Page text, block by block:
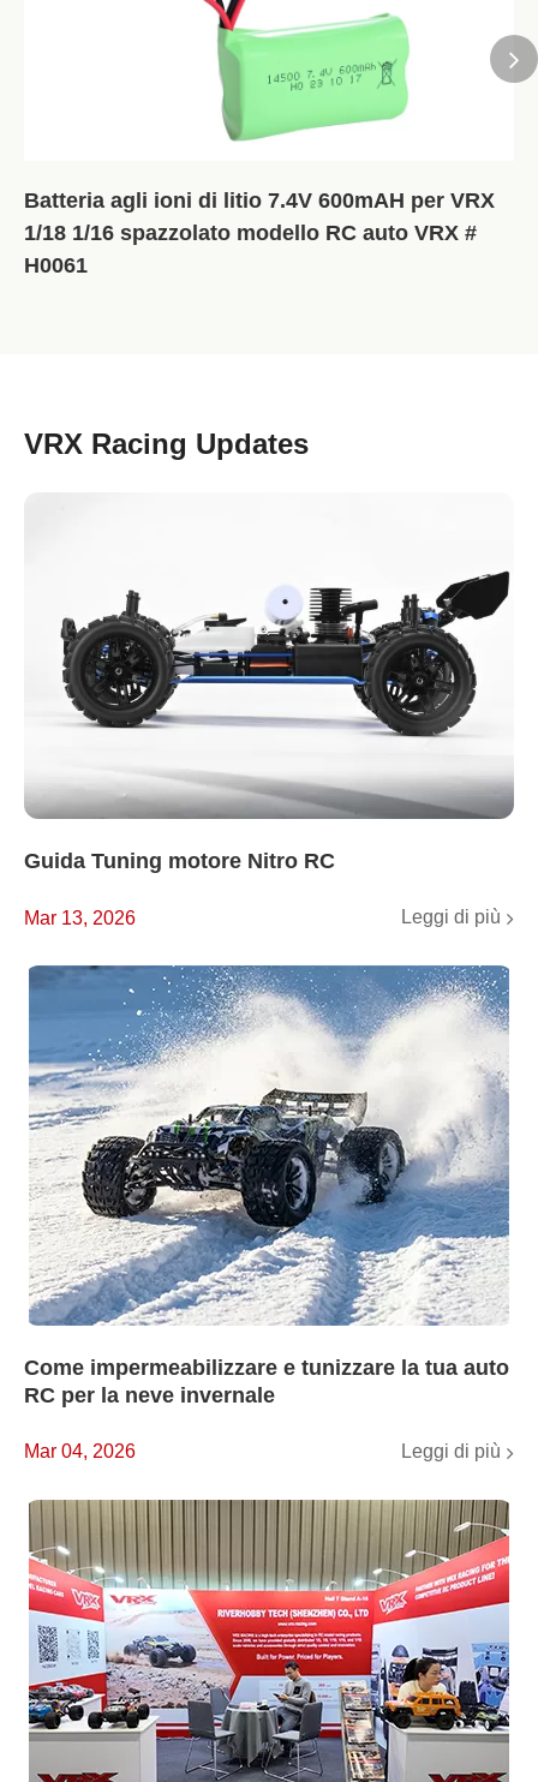
Batteria agli ioni di litio 7.4V 600mAH per VRX
1/18 1/16 spazzolato modello RC auto VRX #
H0061
VRX Racing Updates
Guida Tuning motore Nitro RC
Mar 13, 2026 Leggi di più
Come impermeabilizzare e tunizzare la tua auto
RC per la neve invernale
Mar 04, 2026 Leggi di più